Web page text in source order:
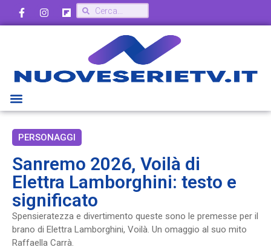
PERSONAGGI
Sanremo 2026, Voilà di
Elettra Lamborghini: testo e
significato
Spensieratezza e divertimento queste sono le premesse per il
brano di Elettra Lamborghini, Voilà. Un omaggio al suo mito
Raffaella Carrà.